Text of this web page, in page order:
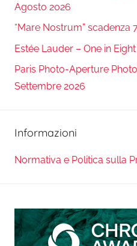
Agosto 2026
“Mare Nostrum” scadenza
Estée Lauder – One in
Paris Photo-Aperture
Settembre 2026
Informazioni
Normativa e Politica sulla